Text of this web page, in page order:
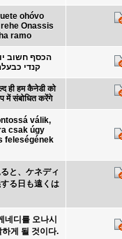
ohóvo
Onassis
ramo
הכסף חשוב
קנדי
ही हम कैनेडी को
में संबोधित करेंगे
válik,
csak úgy
feleségének
と、ケネディ
る日も遠くは
네디를 오나시
게 될 것이다.